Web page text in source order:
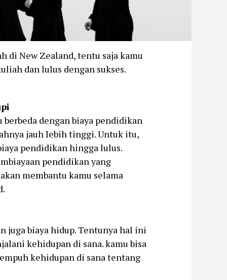
di New Zealand, tentu saja kamu
dan lulus dengan sukses.
dengan biaya pendidikan
jauh lebih tinggi. Untuk itu,
pendidikan hingga lulus.
pendidikan yang
membantu kamu selama
juga biaya hidup. Tentunya hal ini
kehidupan di sana. kamu bisa
kehidupan di sana tentang